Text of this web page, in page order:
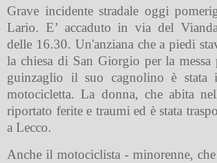
Grave incidente stradale oggi
Lario. E’ accaduto in via del
delle 16.30. Un'anziana che a piedi
la chiesa di San Giorgio per la messa
guinzaglio il suo cagnolino è stata
motocicletta. La donna, che abita
riportato ferite e traumi ed è stata
a Lecco.
Anche il motociclista - minorenne,